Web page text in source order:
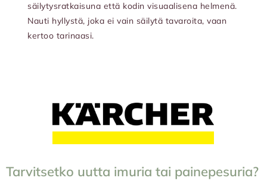
säilytysratkaisuna että kodin visuaalisena helmenä.
Nauti hyllystä, joka ei vain säilytä tavaroita, vaan
kertoo tarinaasi.
Tarvitsetko uutta imuria tai painepesuria?